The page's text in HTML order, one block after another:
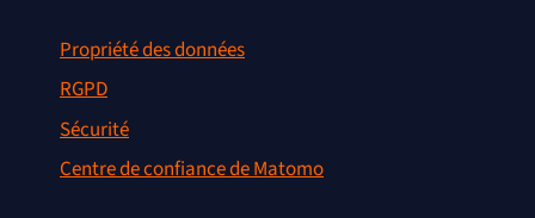
Propriété des données
RGPD
Sécurité
Centre de confiance de Matomo